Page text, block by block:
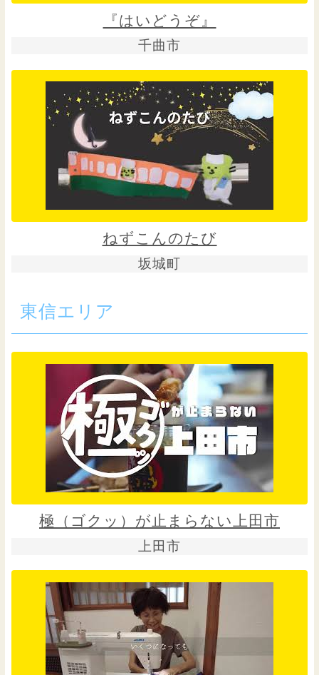
『はいどうぞ』
千曲市
ねずこんのたび
坂城町
東信エリア
極（ゴクッ）が止まらない上田市
上田市